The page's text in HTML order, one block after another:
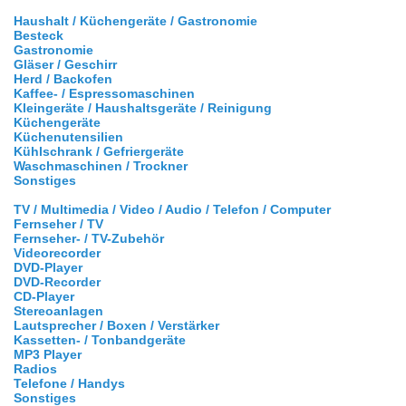
Haushalt / Küchengeräte / Gastronomie
Besteck
Gastronomie
Gläser / Geschirr
Herd / Backofen
Kaffee- / Espressomaschinen
Kleingeräte / Haushaltsgeräte / Reinigung
Küchengeräte
Küchenutensilien
Kühlschrank / Gefriergeräte
Waschmaschinen / Trockner
Sonstiges
TV / Multimedia / Video / Audio / Telefon / Computer
Fernseher / TV
Fernseher- / TV-Zubehör
Videorecorder
DVD-Player
DVD-Recorder
CD-Player
Stereoanlagen
Lautsprecher / Boxen / Verstärker
Kassetten- / Tonbandgeräte
MP3 Player
Radios
Telefone / Handys
Sonstiges